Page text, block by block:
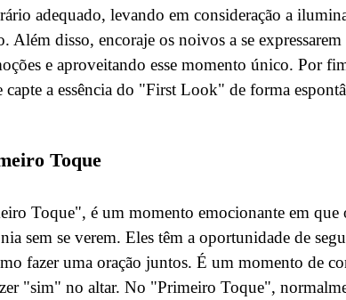
adequado, levando em consideração a
Além disso, encoraje os noivos a se
e aproveitando esse momento único. Por
a essência do "First Look" de forma
Toque
Toque", é um momento emocionante em que
sem se verem. Eles têm a oportunidade de
fazer uma oração juntos. É um momento de
"sim" no altar. No "Primeiro Toque",